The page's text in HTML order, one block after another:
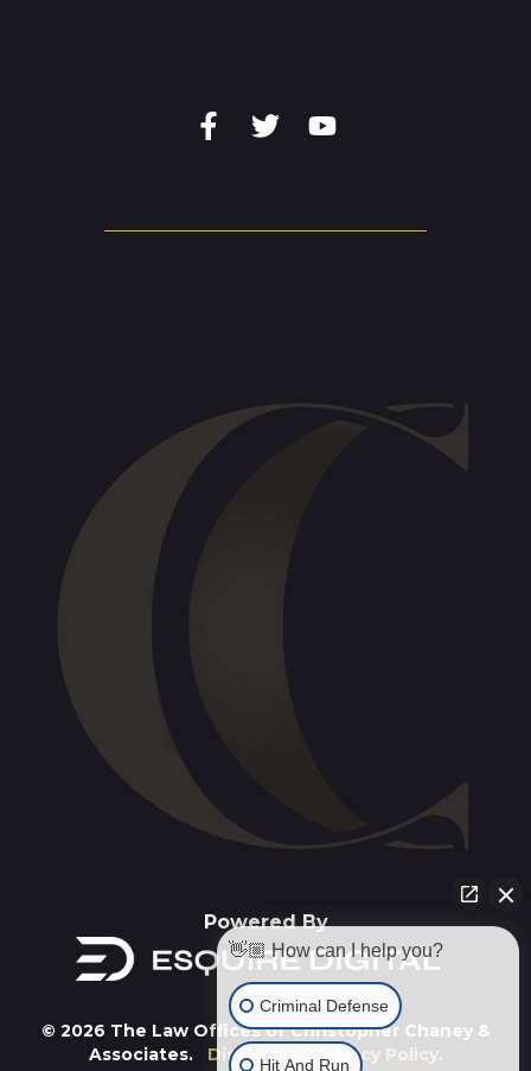
Powered By
© 2026 The Law Offices of Christopher Chaney &
Associates.
Disclaimer Privacy Policy.
👋🏼 How can I help you?
Criminal Defense
Hit And Run